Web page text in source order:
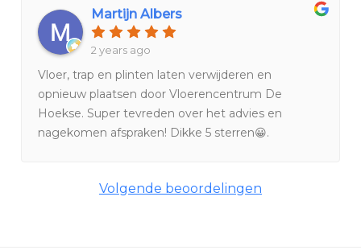
Martijn Albers
2 years ago
Vloer, trap en plinten laten verwijderen en
opnieuw plaatsen door Vloerencentrum De
Hoekse. Super tevreden over het advies en
nagekomen afspraken! Dikke 5 sterren😀.
Volgende beoordelingen